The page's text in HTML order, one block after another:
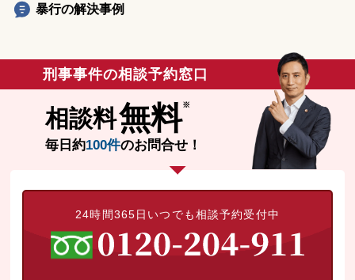
暴行の解決事例
刑事事件の相談予約窓口
相談料無料
毎日約100件のお問合せ！
24時間365日いつでも相談予約受付中